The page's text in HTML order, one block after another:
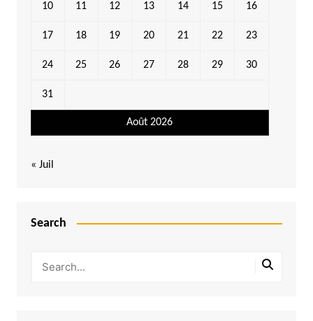
Août 2026
10 11 12 13 14 15 16
17 18 19 20 21 22 23
24 25 26 27 28 29 30
31
« Juil
Search